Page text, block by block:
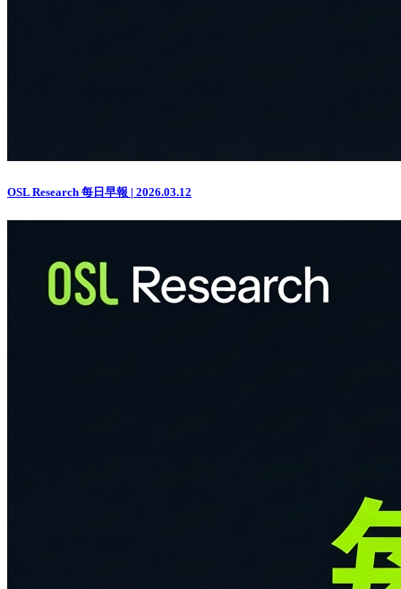
OSL Research 每日早報 | 2026.03.12